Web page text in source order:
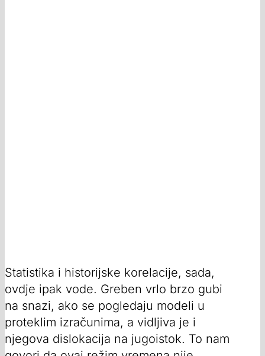
Statistika i historijske korelacije, sada,
ovdje ipak vode. Greben vrlo brzo gubi
na snazi, ako se pogledaju modeli u
proteklim izračunima, a vidljiva je i
njegova dislokacija na jugoistok. To nam